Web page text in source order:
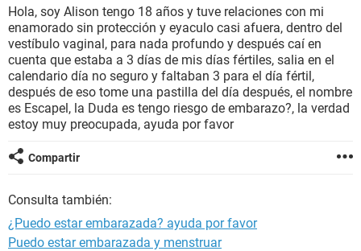
BIENESTAR
SEXUALIDAD
GLOSARIO
Hola, soy Alison tengo 18 años y tuve relaciones con mi
enamorado sin protección y eyaculo casi afuera, dentro del
vestíbulo vaginal, para nada profundo y después caí en
cuenta que estaba a 3 días de mis días fértiles, salia en el
calendario día no seguro y faltaban 3 para el día fértil,
después de eso tome una pastilla del día después, el nombre
es Escapel, la Duda es tengo riesgo de embarazo?, la verdad
estoy muy preocupada, ayuda por favor
Compartir
Consulta también:
¿Puedo estar embarazada? ayuda por favor
Puedo estar embarazada y menstruar